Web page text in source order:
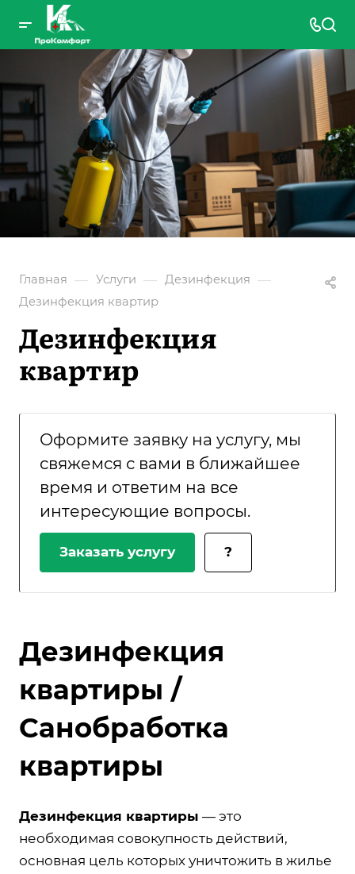
Главная — Услуги — Дезинфекция —
Дезинфекция квартир
Дезинфекция
квартир
Оформите заявку на услугу, мы
свяжемся с вами в ближайшее
время и ответим на все
интересующие вопросы.
Заказать услугу ?
Дезинфекция
квартиры /
Санобработка
квартиры
Дезинфекция квартиры — это
необходимая совокупность действий,
основная цель которых уничтожить в жилье